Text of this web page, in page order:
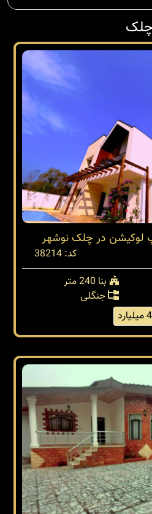
چلک
لوکیشن در چلک نوشهر
کد: 38214
بنا 240 متر
جنگلی